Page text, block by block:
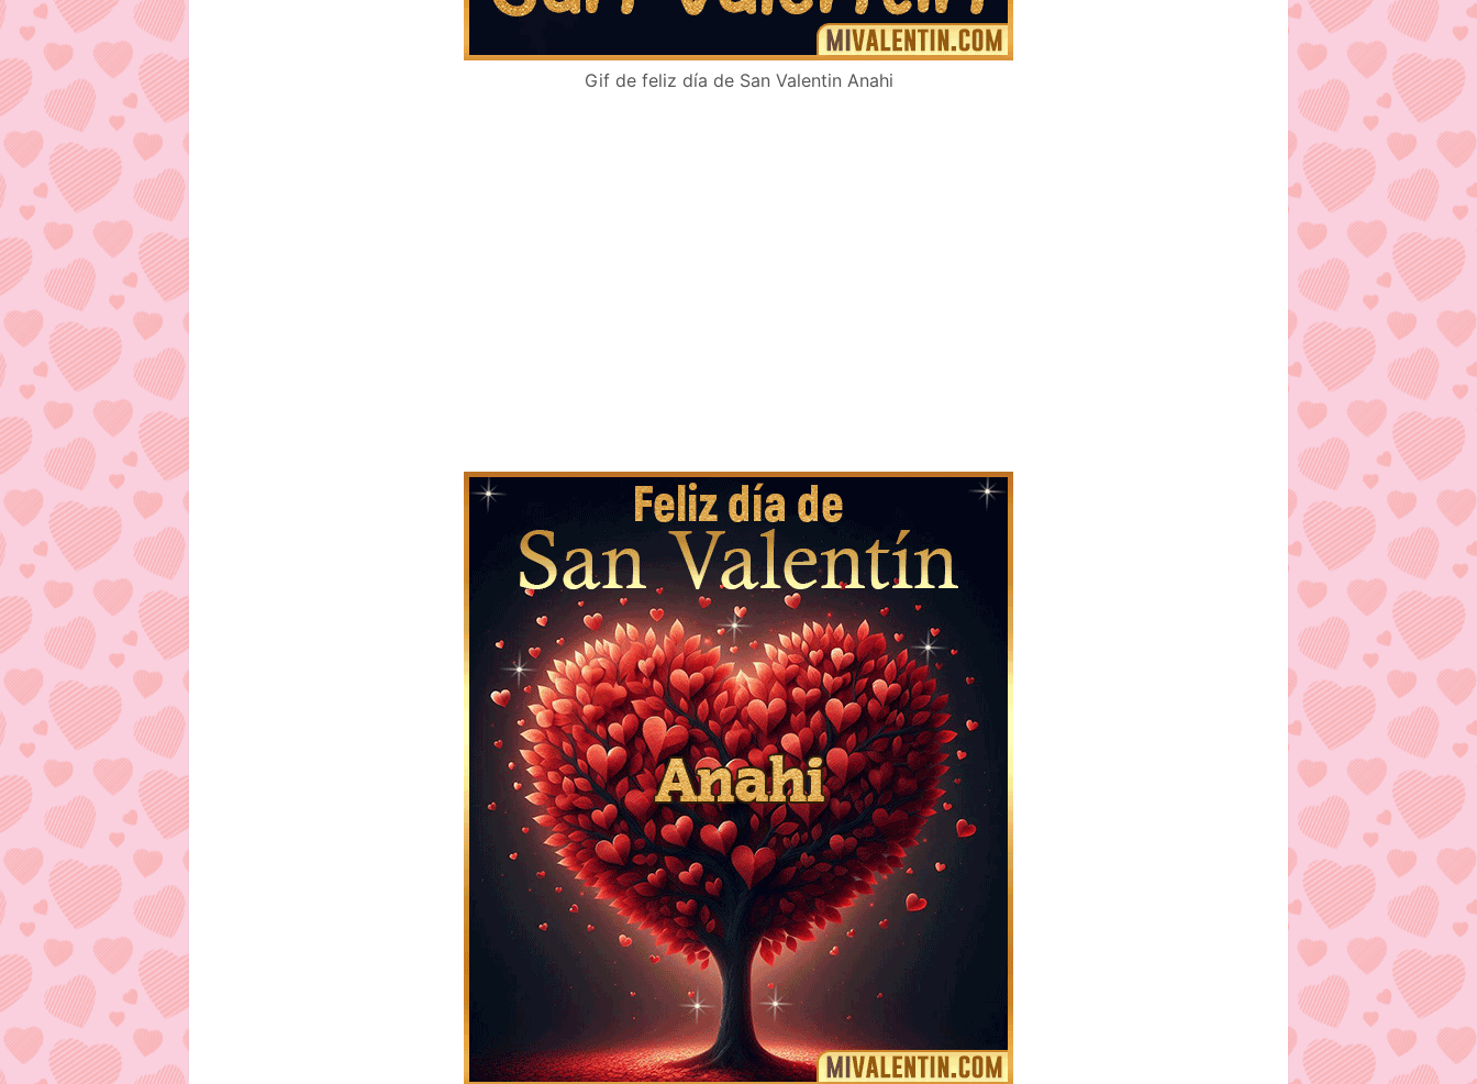
Gif de feliz día de San Valentin Anahi